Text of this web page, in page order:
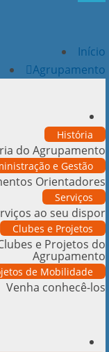
Início
Agrupamento
História
do Agrupamento
e Gestão
Orientadores
Serviços
ao seu dispor
Clubes e Projetos
e Projetos do
Agrupamento
de Mobilidade
Venha conhecê-los